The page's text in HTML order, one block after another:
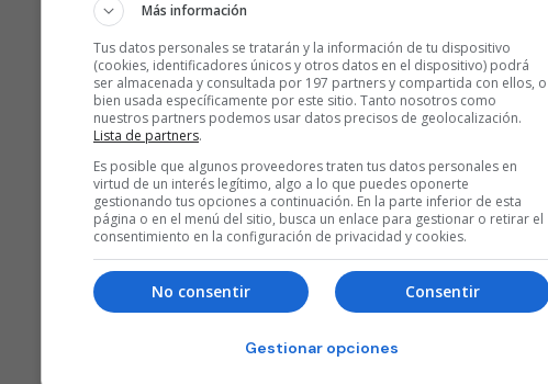
Más información
Tus datos personales se tratarán y la información de tu dispositivo
(cookies, identificadores únicos y otros datos en el dispositivo) podrá
ser almacenada y consultada por 197 partners y compartida con ellos, o
bien usada específicamente por este sitio. Tanto nosotros como
nuestros partners podemos usar datos precisos de geolocalización.
Lista de partners.
Es posible que algunos proveedores traten tus datos personales en
virtud de un interés legítimo, algo a lo que puedes oponerte
gestionando tus opciones a continuación. En la parte inferior de esta
página o en el menú del sitio, busca un enlace para gestionar o retirar el
consentimiento en la configuración de privacidad y cookies.
Consentir
No consentir
Gestionar opciones